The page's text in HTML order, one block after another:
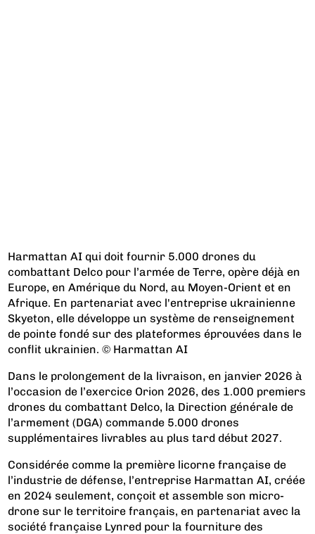
Harmattan AI qui doit fournir 5.000 drones du
combattant Delco pour l’armée de Terre, opère déjà en
Europe, en Amérique du Nord, au Moyen-Orient et en
Afrique. En partenariat avec l'entreprise ukrainienne
Skyeton, elle développe un système de renseignement
de pointe fondé sur des plateformes éprouvées dans le
conflit ukrainien. © Harmattan AI
Dans le prolongement de la livraison, en janvier 2026 à
l’occasion de l’exercice Orion 2026, des 1.000 premiers
drones du combattant Delco, la Direction générale de
l’armement (DGA) commande 5.000 drones
supplémentaires livrables au plus tard début 2027.
Considérée comme la première licorne française de
l’industrie de défense, l’entreprise Harmattan AI, créée
en 2024 seulement, conçoit et assemble son micro-
drone sur le territoire français, en partenariat avec la
société française Lynred pour la fourniture des